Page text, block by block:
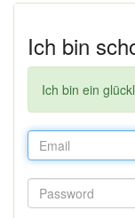
Ich bin
Ich bin ein